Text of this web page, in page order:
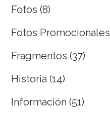
Fotos (8)
Fotos Promocionales
Fragmentos (37)
Historia (14)
Información (51)